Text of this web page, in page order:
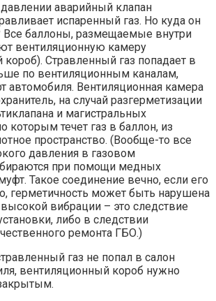
аварийный клапан
испаренный газ. Но куда он
Все баллоны, размещаемые внутри
вентиляционную камеру
Стравленный газ попадает в
по вентиляционным каналам,
автомобиля. Вентиляционная камера
на случай разгерметизации
и магистральных
которым течет газ в баллон, из
пространство. (Вообще-то все
давления в газовом
при помощи медных
Такое соединение вечно, если его
герметичность может быть нарушена
вибрации – это следствие
либо в следствии
ремонта ГБО.)
газ не попал в салон
вентиляционный короб нужно